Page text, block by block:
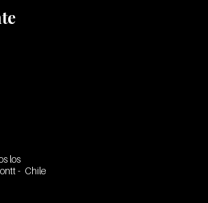
los
- Chile